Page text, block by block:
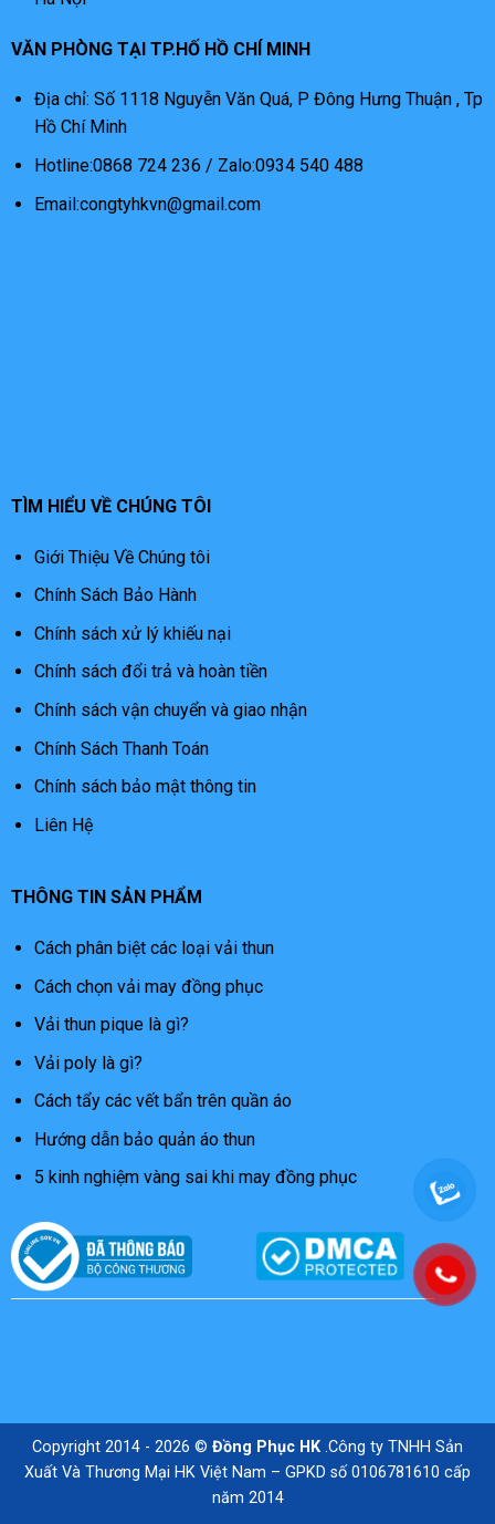
VĂN PHÒNG TẠI TP.HỐ HỒ CHÍ MINH
Địa chỉ: Số 1118 Nguyễn Văn Quá, P Đông Hưng Thuận , Tp
Hồ Chí Minh
Hotline:0868 724 236 / Zalo:0934 540 488
Email:congtyhkvn@gmail.com
TÌM HIỂU VỀ CHÚNG TÔI
Giới Thiệu Về Chúng tôi
Chính Sách Bảo Hành
Chính sách xử lý khiếu nại
Chính sách đổi trả và hoàn tiền
Chính sách vận chuyển và giao nhận
Chính Sách Thanh Toán
Chính sách bảo mật thông tin
Liên Hệ
THÔNG TIN SẢN PHẨM
Cách phân biệt các loại vải thun
Cách chọn vải may đồng phục
Vải thun pique là gì?
Vải poly là gì?
Cách tẩy các vết bẩn trên quần áo
Hướng dẫn bảo quản áo thun
5 kinh nghiệm vàng sai khi may đồng phục
Copyright 2014 - 2026 © Đồng Phục HK .Công ty TNHH Sản
Xuất Và Thương Mại HK Việt Nam – GPKD số 0106781610 cấp
năm 2014